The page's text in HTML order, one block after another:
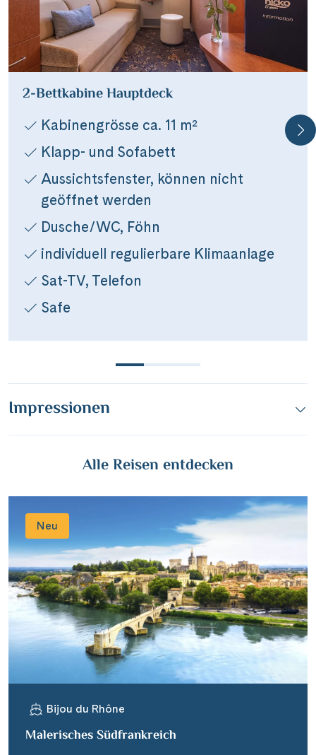
MS Bijou du Rhône
Messenger
WhatsApp
per E-Mail senden
Link kopieren
2-Bettkabine Hauptdeck
Kabinengrösse ca. 11 m²
Klapp- und Sofabett
Aussichtsfenster, können nicht
geöffnet werden
Dusche/WC, Föhn
individuell regulierbare Klimaanlage
Sat-TV, Telefon
Safe
Impressionen
Alle Reisen entdecken
Neu
Bijou du Rhône
Malerisches Südfrankreich